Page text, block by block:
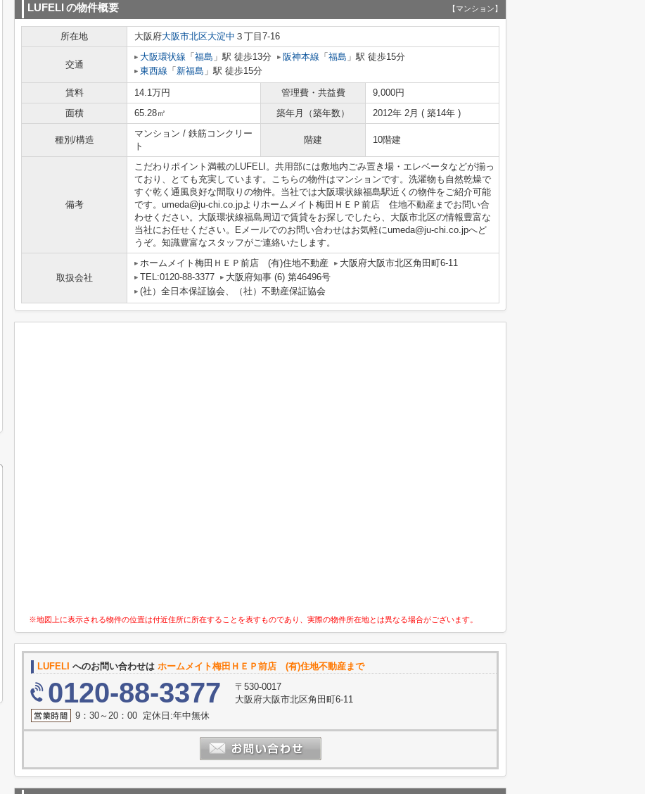
LUFELI の物件概要 【マンション】
所在地 大阪府大阪市北区大淀中 ３丁目7-16
交通
大阪環状線 「 福島 」駅 徒歩13分 阪神本線 「 福島 」駅 徒歩15分
東西線 「 新福島 」駅 徒歩15分
賃料 14.1万円 管理費・共益費
9,000円
面積
65.28㎡ 築年月（築年数） 2012年 2月 ( 築14年 )
種別/構造
マンション / 鉄筋コンクリー
ト
階建 10階建
備考
こだわりポイント満載のLUFELI。共用部には敷地内ごみ置き場・エレベータなどが揃っ
ており、とても充実しています。こちらの物件はマンションです。洗濯物も自然乾燥で
すぐ乾く通風良好な間取りの物件。当社では大阪環状線福島駅近くの物件をご紹介可能
です。umeda@ju-chi.co.jpよりホームメイト梅田ＨＥＰ前店 住地不動産までお問い合
わせください。大阪環状線福島周辺で賃貸をお探しでしたら、大阪市北区の情報豊富な
当社にお任せください。Eメールでのお問い合わせはお気軽にumeda@ju-chi.co.jpへど
うぞ。知識豊富なスタッフがご連絡いたします。
取扱会社
ホームメイト梅田ＨＥＰ前店 (有)住地不動産
大阪府大阪市北区角田町6-11
TEL:0120-88-3377
大阪府知事 (6) 第46496号
(社）全日本保証協会、（社）不動産保証協会
※地図上に表示される物件の位置は付近住所に所在することを表すものであり、実際の物件所在地とは異なる場合がございます。
LUFELI へのお問い合わせは ホームメイト梅田ＨＥＰ前店 (有)住地不動産まで
0120-88-3377
〒530-0017
大阪府大阪市北区角田町6-11
9：30～20：00 定休日:年中無休